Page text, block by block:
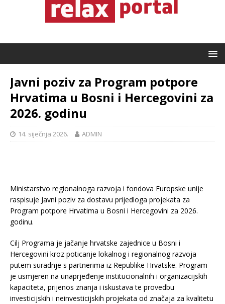
Javni poziv za Program potpore
Hrvatima u Bosni i Hercegovini za
2026. godinu
14. siječnja 2026. ADMIN
Ministarstvo regionalnoga razvoja i fondova Europske unije
raspisuje Javni poziv za dostavu prijedloga projekata za
Program potpore Hrvatima u Bosni i Hercegovini za 2026.
godinu.
Cilj Programa je jačanje hrvatske zajednice u Bosni i
Hercegovini kroz poticanje lokalnog i regionalnog razvoja
putem suradnje s partnerima iz Republike Hrvatske. Program
je usmjeren na unaprjeđenje institucionalnih i organizacijskih
kapaciteta, prijenos znanja i iskustava te provedbu
investicijskih i neinvesticijskih projekata od značaja za kvalitetu